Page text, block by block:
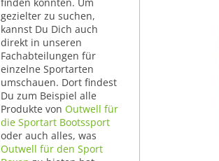
gezielter zu suchen,
kannst Du Dich auch
direkt in unseren
Fachabteilungen für
einzelne Sportarten
umschauen. Dort findest
Du zum Beispiel alle
Produkte von Outwell für
die Sportart Bootssport
oder auch alles, was
Outwell für den Sport